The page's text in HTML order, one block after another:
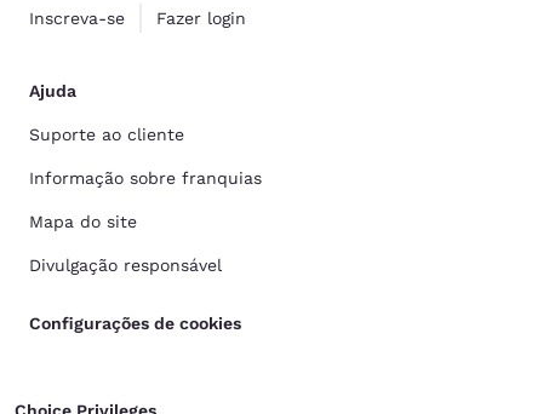
Inscreva-se Fazer login
Ajuda
Suporte ao cliente
Informação sobre franquias
Mapa do site
Divulgação responsável
Configurações de cookies